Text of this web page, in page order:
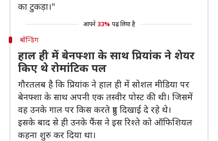
का टुकड़ा।"
आपने 33% पढ़ लिया है
बॉन्डिंग
हाल ही में बेनफ्शा के साथ प्रियांक ने शेयर
किए थे रोमांटिक पल
गौरतलब है कि प्रियांक ने हाल ही में सोशल मीडिया पर
बेनफ्शा के साथ अपनी एक तस्वीर पोस्ट की थी। जिसमें
वह उनके गाल पर किस करते हुए दिखाई दे रहे थे।
इसके बाद से ही उनके फैंस ने इस रिश्ते को ऑफिशियल
कहना शुरु कर दिया था।